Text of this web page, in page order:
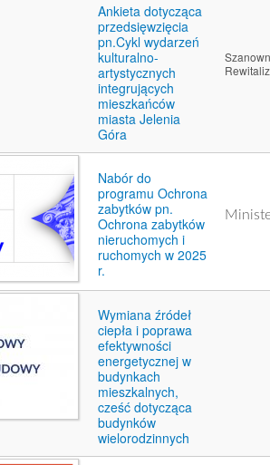
Ankieta dotycząca
przedsięwzięcia
pn.Cykl wydarzeń
kulturalno-
artystycznych
integrujących
mieszkańców
miasta Jelenia
Góra
Nabór do
programu Ochrona
zabytków pn.
Ochrona zabytków
nieruchomych i
ruchomych w 2025
r.
Wymiana źródeł
ciepła i poprawa
efektywności
energetycznej w
budynkach
mieszkalnych,
cześć dotycząca
budynków
wielorodzinnych